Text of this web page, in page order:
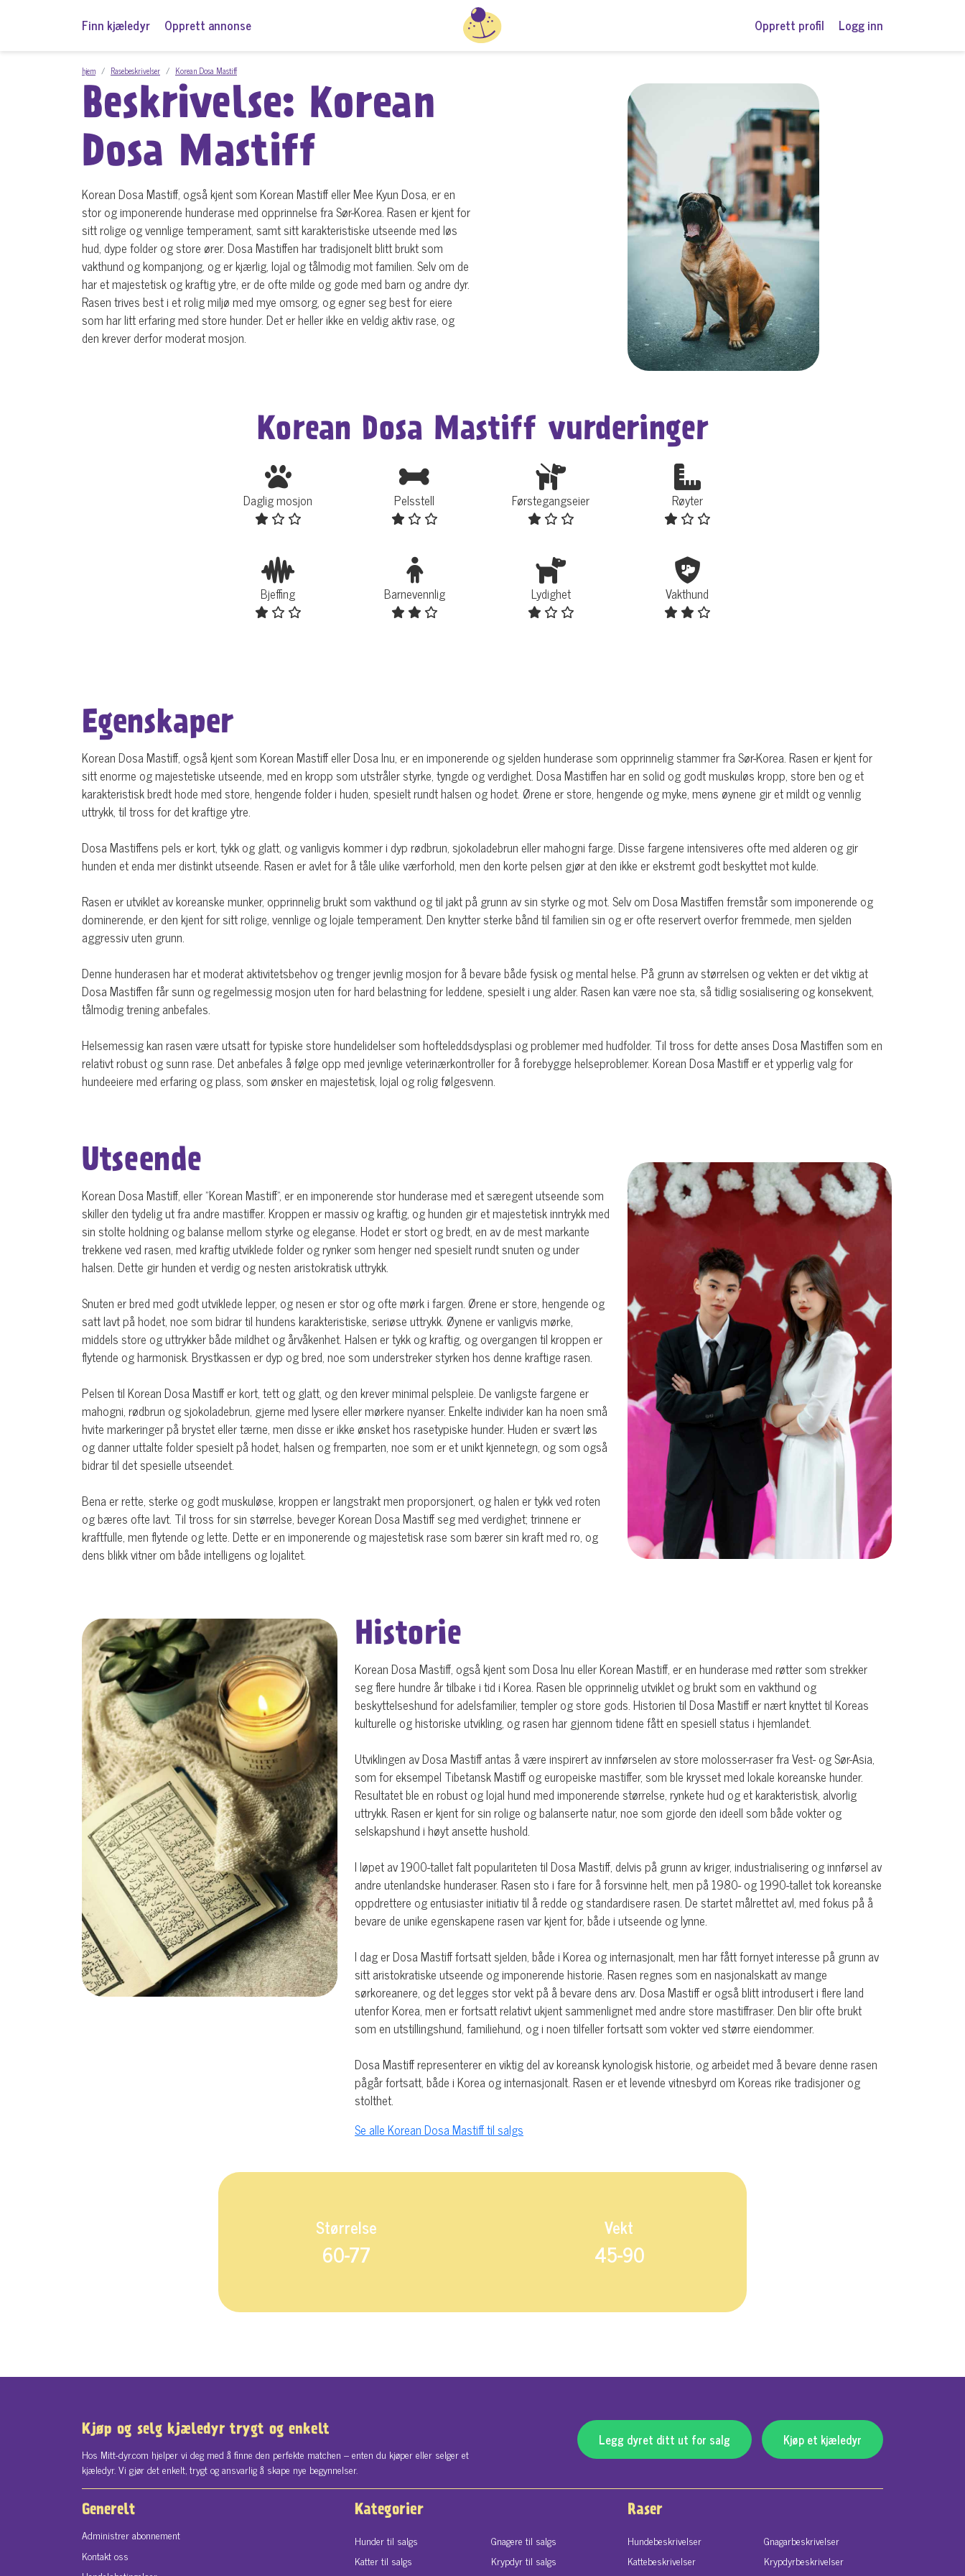
Finn kjæledyr Opprett annonse Opprett profil Logg inn
hjem Rasebeskrivelser Korean Dosa Mastiff
Beskrivelse: Korean
Dosa Mastiff
Korean Dosa Mastiff, også kjent som Korean Mastiff eller Mee Kyun Dosa, er en
stor og imponerende hunderase med opprinnelse fra Sør-Korea. Rasen er kjent for
sitt rolige og vennlige temperament, samt sitt karakteristiske utseende med løs
hud, dype folder og store ører. Dosa Mastiffen har tradisjonelt blitt brukt som
vakthund og kompanjong, og er kjærlig, lojal og tålmodig mot familien. Selv om de
har et majestetisk og kraftig ytre, er de ofte milde og gode med barn og andre dyr.
Rasen trives best i et rolig miljø med mye omsorg, og egner seg best for eiere
som har litt erfaring med store hunder. Det er heller ikke en veldig aktiv rase, og
den krever derfor moderat mosjon.
Korean Dosa Mastiff vurderinger
Daglig mosjon Pelsstell Førstegangseier Røyter
Bjeffing Barnevennlig Lydighet Vakthund
Egenskaper
Korean Dosa Mastiff, også kjent som Korean Mastiff eller Dosa Inu, er en imponerende og sjelden hunderase som opprinnelig stammer fra Sør-Korea. Rasen er kjent for
sitt enorme og majestetiske utseende, med en kropp som utstråler styrke, tyngde og verdighet. Dosa Mastiffen har en solid og godt muskuløs kropp, store ben og et
karakteristisk bredt hode med store, hengende folder i huden, spesielt rundt halsen og hodet. Ørene er store, hengende og myke, mens øynene gir et mildt og vennlig
uttrykk, til tross for det kraftige ytre.
Dosa Mastiffens pels er kort, tykk og glatt, og vanligvis kommer i dyp rødbrun, sjokoladebrun eller mahogni farge. Disse fargene intensiveres ofte med alderen og gir
hunden et enda mer distinkt utseende. Rasen er avlet for å tåle ulike værforhold, men den korte pelsen gjør at den ikke er ekstremt godt beskyttet mot kulde.
Rasen er utviklet av koreanske munker, opprinnelig brukt som vakthund og til jakt på grunn av sin styrke og mot. Selv om Dosa Mastiffen fremstår som imponerende og
dominerende, er den kjent for sitt rolige, vennlige og lojale temperament. Den knytter sterke bånd til familien sin og er ofte reservert overfor fremmede, men sjelden
aggressiv uten grunn.
Denne hunderasen har et moderat aktivitetsbehov og trenger jevnlig mosjon for å bevare både fysisk og mental helse. På grunn av størrelsen og vekten er det viktig at
Dosa Mastiffen får sunn og regelmessig mosjon uten for hard belastning for leddene, spesielt i ung alder. Rasen kan være noe sta, så tidlig sosialisering og konsekvent,
tålmodig trening anbefales.
Helsemessig kan rasen være utsatt for typiske store hundelidelser som hofteleddsdysplasi og problemer med hudfolder. Til tross for dette anses Dosa Mastiffen som en
relativt robust og sunn rase. Det anbefales å følge opp med jevnlige veterinærkontroller for å forebygge helseproblemer. Korean Dosa Mastiff er et ypperlig valg for
hundeeiere med erfaring og plass, som ønsker en majestetisk, lojal og rolig følgesvenn.
Utseende
Korean Dosa Mastiff, eller "Korean Mastiff", er en imponerende stor hunderase med et særegent utseende som
skiller den tydelig ut fra andre mastiffer. Kroppen er massiv og kraftig, og hunden gir et majestetisk inntrykk med
sin stolte holdning og balanse mellom styrke og eleganse. Hodet er stort og bredt, en av de mest markante
trekkene ved rasen, med kraftig utviklede folder og rynker som henger ned spesielt rundt snuten og under
halsen. Dette gir hunden et verdig og nesten aristokratisk uttrykk.
Snuten er bred med godt utviklede lepper, og nesen er stor og ofte mørk i fargen. Ørene er store, hengende og
satt lavt på hodet, noe som bidrar til hundens karakteristiske, seriøse uttrykk. Øynene er vanligvis mørke,
middels store og uttrykker både mildhet og årvåkenhet. Halsen er tykk og kraftig, og overgangen til kroppen er
flytende og harmonisk. Brystkassen er dyp og bred, noe som understreker styrken hos denne kraftige rasen.
Pelsen til Korean Dosa Mastiff er kort, tett og glatt, og den krever minimal pelspleie. De vanligste fargene er
mahogni, rødbrun og sjokoladebrun, gjerne med lysere eller mørkere nyanser. Enkelte individer kan ha noen små
hvite markeringer på brystet eller tærne, men disse er ikke ønsket hos rasetypiske hunder. Huden er svært løs
og danner uttalte folder spesielt på hodet, halsen og fremparten, noe som er et unikt kjennetegn, og som også
bidrar til det spesielle utseendet.
Bena er rette, sterke og godt muskuløse, kroppen er langstrakt men proporsjonert, og halen er tykk ved roten
og bæres ofte lavt. Til tross for sin størrelse, beveger Korean Dosa Mastiff seg med verdighet; trinnene er
kraftfulle, men flytende og lette. Dette er en imponerende og majestetisk rase som bærer sin kraft med ro, og
dens blikk vitner om både intelligens og lojalitet.
Historie
Korean Dosa Mastiff, også kjent som Dosa Inu eller Korean Mastiff, er en hunderase med røtter som strekker
seg flere hundre år tilbake i tid i Korea. Rasen ble opprinnelig utviklet og brukt som en vakthund og
beskyttelseshund for adelsfamilier, templer og store gods. Historien til Dosa Mastiff er nært knyttet til Koreas
kulturelle og historiske utvikling, og rasen har gjennom tidene fått en spesiell status i hjemlandet.
Utviklingen av Dosa Mastiff antas å være inspirert av innførselen av store molosser-raser fra Vest- og Sør-Asia,
som for eksempel Tibetansk Mastiff og europeiske mastiffer, som ble krysset med lokale koreanske hunder.
Resultatet ble en robust og lojal hund med imponerende størrelse, rynkete hud og et karakteristisk, alvorlig
uttrykk. Rasen er kjent for sin rolige og balanserte natur, noe som gjorde den ideell som både vokter og
selskapshund i høyt ansette hushold.
I løpet av 1900-tallet falt populariteten til Dosa Mastiff, delvis på grunn av kriger, industrialisering og innførsel av
andre utenlandske hunderaser. Rasen sto i fare for å forsvinne helt, men på 1980- og 1990-tallet tok koreanske
oppdrettere og entusiaster initiativ til å redde og standardisere rasen. De startet målrettet avl, med fokus på å
bevare de unike egenskapene rasen var kjent for, både i utseende og lynne.
I dag er Dosa Mastiff fortsatt sjelden, både i Korea og internasjonalt, men har fått fornyet interesse på grunn av
sitt aristokratiske utseende og imponerende historie. Rasen regnes som en nasjonalskatt av mange
sørkoreanere, og det legges stor vekt på å bevare dens arv. Dosa Mastiff er også blitt introdusert i flere land
utenfor Korea, men er fortsatt relativt ukjent sammenlignet med andre store mastiffraser. Den blir ofte brukt
som en utstillingshund, familiehund, og i noen tilfeller fortsatt som vokter ved større eiendommer.
Dosa Mastiff representerer en viktig del av koreansk kynologisk historie, og arbeidet med å bevare denne rasen
pågår fortsatt, både i Korea og internasjonalt. Rasen er et levende vitnesbyrd om Koreas rike tradisjoner og
stolthet.
Se alle Korean Dosa Mastiff til salgs
Størrelse
60-77
Vekt
45-90
Kjøp og selg kjæledyr trygt og enkelt
Hos Mitt-dyr.com hjelper vi deg med å finne den perfekte matchen – enten du kjøper eller selger et
kjæledyr. Vi gjør det enkelt, trygt og ansvarlig å skape nye begynnelser.
Legg dyret ditt ut for salg Kjøp et kjæledyr
Generelt
Administrer abonnement
Kontakt oss
Kategorier
Hunder til salgs
Katter til salgs
Gnagere til salgs
Krypdyr til salgs
Raser
Hundebeskrivelser
Kattebeskrivelser
Gnagarbeskrivelser
Krypdyrbeskrivelser